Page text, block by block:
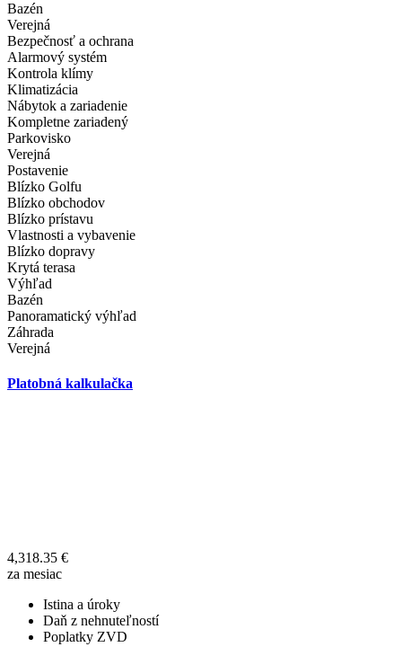
Bazén
Verejná
Bezpečnosť a ochrana
Alarmový systém
Kontrola klímy
Klimatizácia
Nábytok a zariadenie
Kompletne zariadený
Parkovisko
Verejná
Postavenie
Blízko Golfu
Blízko obchodov
Blízko prístavu
Vlastnosti a vybavenie
Blízko dopravy
Krytá terasa
Výhľad
Bazén
Panoramatický výhľad
Záhrada
Verejná
Platobná kalkulačka
4,318.35 €
za mesiac
Istina a úroky
Daň z nehnuteľností
Poplatky ZVD